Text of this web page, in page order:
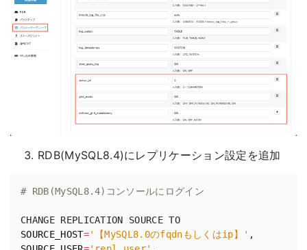
RDB(MySQL8.4)にレプリケーション設定を追加
# RDB(MySQL8.4)コンソールにログイン
CHANGE REPLICATION SOURCE TO
SOURCE_HOST='【MySQL8.0のfqdnもしくはip】'